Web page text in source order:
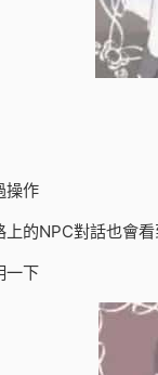
操作
的NPC對話也會
一下